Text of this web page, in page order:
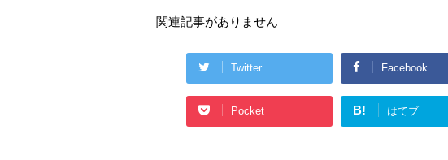
関連記事がありません
Twitter Facebook
Pocket B! はてブ